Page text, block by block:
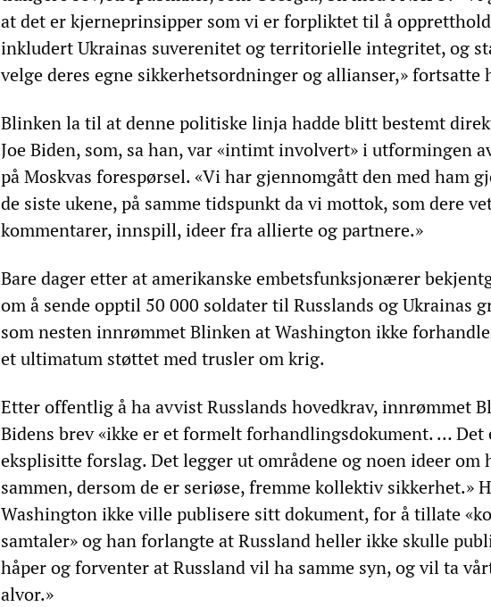
at det er kjerneprinsipper som vi er forpliktet til å
inkludert Ukrainas suverenitet og territorielle integritet, og
velge deres egne sikkerhetsordninger og allianser,» fortsatte
Blinken la til at denne politiske linja hadde blitt bestemt
Joe Biden, som, sa han, var «intimt involvert» i utformingen
på Moskvas forespørsel. «Vi har gjennomgått den med ham
de siste ukene, på samme tidspunkt da vi mottok, som dere
kommentarer, innspill, ideer fra allierte og partnere.»
Bare dager etter at amerikanske embetsfunksjonærer
om å sende opptil 50 000 soldater til Russlands og Ukrainas
som nesten innrømmet Blinken at Washington ikke
et ultimatum støttet med trusler om krig.
Etter offentlig å ha avvist Russlands hovedkrav, innrømmet
Bidens brev «ikke er et formelt forhandlingsdokument. … Det
eksplisitte forslag. Det legger ut områdene og noen ideer om
sammen, dersom de er seriøse, fremme kollektiv sikkerhet.»
Washington ikke ville publisere sitt dokument, for å tillate
samtaler» og han forlangte at Russland heller ikke skulle
håper og forventer at Russland vil ha samme syn, og vil ta
alvor.»